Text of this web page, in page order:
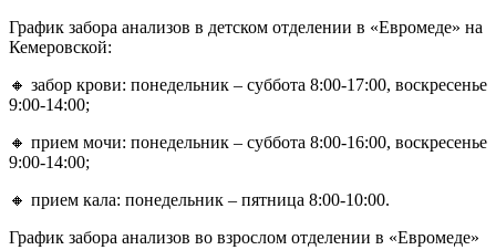
График забора анализов в детском отделении в «Евромеде» на
Кемеровской:
🔸 забор крови: понедельник – суббота 8:00-17:00, воскресенье
9:00-14:00;
🔸 прием мочи: понедельник – суббота 8:00-16:00, воскресенье
9:00-14:00;
🔸 прием кала: понедельник – пятница 8:00-10:00.
График забора анализов во взрослом отделении в «Евромеде»